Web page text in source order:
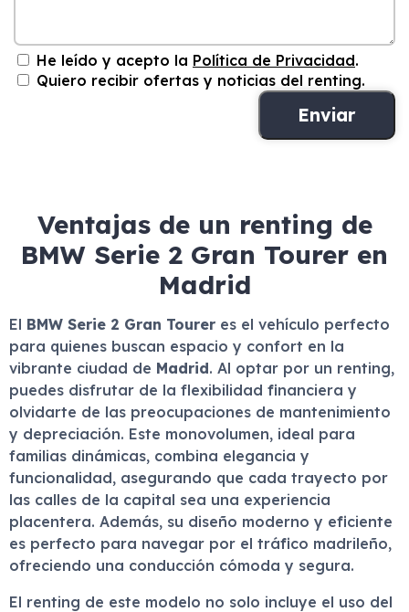
He leído y acepto la Política de Privacidad.
Quiero recibir ofertas y noticias del renting.
Ventajas de un renting de
BMW Serie 2 Gran Tourer en
Madrid
El BMW Serie 2 Gran Tourer es el vehículo perfecto
para quienes buscan espacio y confort en la
vibrante ciudad de Madrid. Al optar por un renting,
puedes disfrutar de la flexibilidad financiera y
olvidarte de las preocupaciones de mantenimiento
y depreciación. Este monovolumen, ideal para
familias dinámicas, combina elegancia y
funcionalidad, asegurando que cada trayecto por
las calles de la capital sea una experiencia
placentera. Además, su diseño moderno y eficiente
es perfecto para navegar por el tráfico madrileño,
ofreciendo una conducción cómoda y segura.
El renting de este modelo no solo incluye el uso del